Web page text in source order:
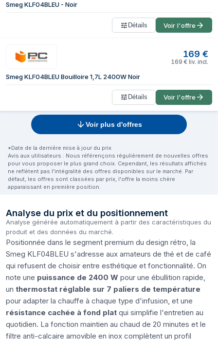
Smeg KLF04BLEU - Noir
Détails Voir l'offre
169 €
169 € liv. incl.
Smeg KLF04BLEU Bouilloire 1,7L 2400W Noir
Détails Voir l'offre
Voir plus d'offres
*Date de la dernière mise à jour du prix
Avis aux utilisateurs : Nous référençons régulièrement de nouvelles offres
pour vous proposer le plus grand choix. Cependant, les résultats affichés
ne reflètent pas l'intégralité des offres disponibles sur le marché. Par
défaut, les offres sont classées par prix, l'offre la moins chère
apparaissant en première position.
Analyse du prix et du positionnement
Analyse générée automatiquement à partir des caractéristiques du
produit et des données du marché.
Positionnée dans le segment premium du design rétro, la
Smeg KLF04BLEU s'adresse aux amateurs de thé et de café
qui refusent de choisir entre esthétique et fonctionnalité. On
note une puissance de 2400 W pour une ébullition rapide,
un thermostat réglable sur 7 paliers de température
pour adapter la chauffe à chaque type d'infusion, et une
résistance cachée à fond plat qui simplifie l'entretien au
quotidien. La fonction maintien au chaud de 20 minutes et le
filtre anti-calcaire amovible en inox complètent un profil